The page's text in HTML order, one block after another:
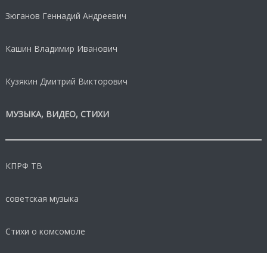
Зюганов Геннадий Андреевич
Кашин Владимир Иванович
Кузякин Дмитрий Викторович
МУЗЫКА, ВИДЕО, СТИХИ
КПРФ ТВ
советская музыка
Стихи о комсомоле